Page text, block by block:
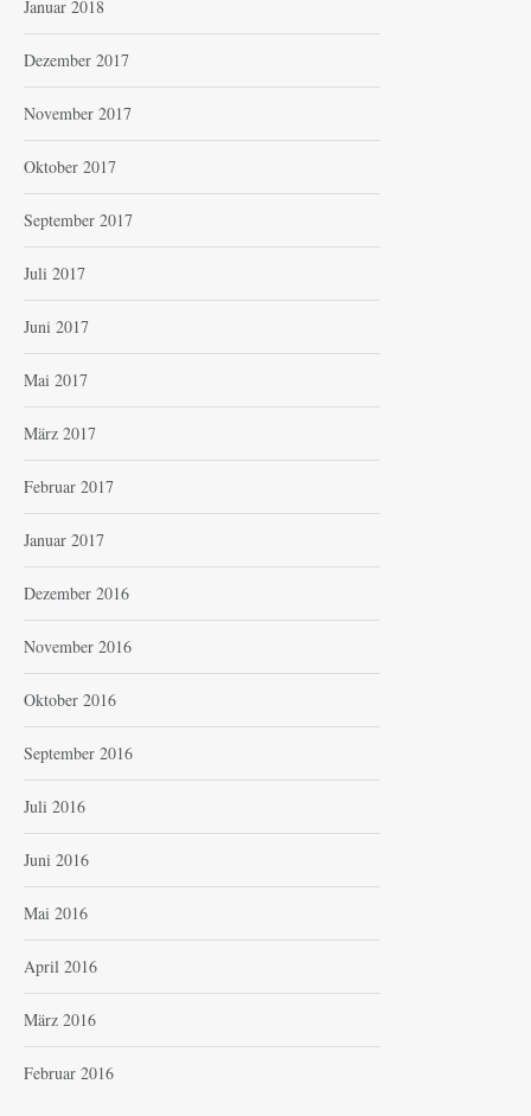
Januar 2018
Dezember 2017
November 2017
Oktober 2017
September 2017
Juli 2017
Juni 2017
Mai 2017
März 2017
Februar 2017
Januar 2017
Dezember 2016
November 2016
Oktober 2016
September 2016
Juli 2016
Juni 2016
Mai 2016
April 2016
März 2016
Februar 2016